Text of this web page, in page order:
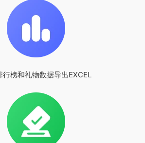
行榜和礼物数据导出EXCEL